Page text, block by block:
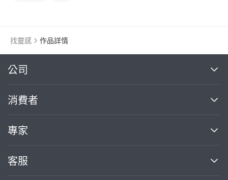
找靈感 作品詳情
公司
關於我們
部落格
加入我們
消費者
買服務
熱門服務
專家
案件中心
客服
繼續完成